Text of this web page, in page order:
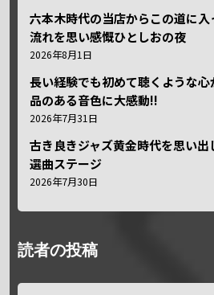
六本木時代の当店からこの道に
流れを思い感慨ひとしおの夜
2026年8月1日
長い経験でも初めて聴くような
品のある音色に大感動!!
2026年7月31日
古き良きジャズ黄金時代を思い
選曲ステージ
2026年7月30日
読者の投稿